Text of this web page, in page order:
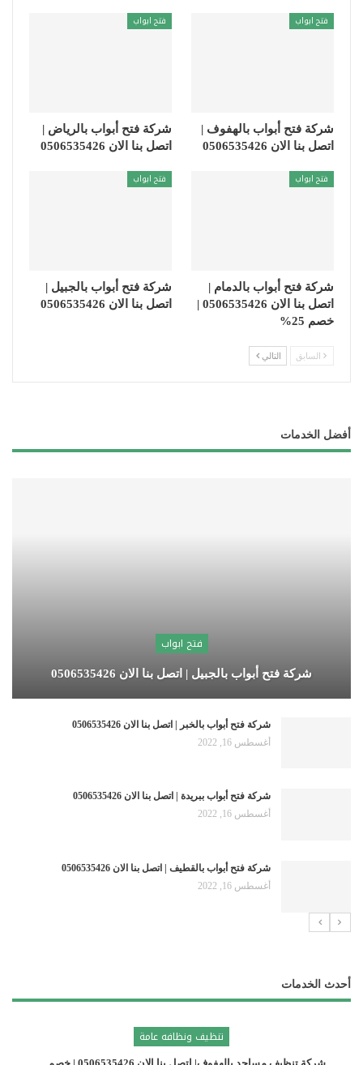
فتح ابواب
شركة فتح أبواب بالهفوف |
اتصل بنا الان 0506535426
فتح ابواب
شركة فتح أبواب بالرياض |
اتصل بنا الان 0506535426
فتح ابواب
شركة فتح أبواب بالدمام |
اتصل بنا الان 0506535426 |
خصم 25%
فتح ابواب
شركة فتح أبواب بالجبيل |
اتصل بنا الان 0506535426
السابق التالي
أفضل الخدمات
فتح ابواب
شركة فتح أبواب بالجبيل | اتصل بنا الان 0506535426
شركة فتح أبواب بالخبر | اتصل بنا الان 0506535426
أغسطس 16, 2022
شركة فتح أبواب ببريدة | اتصل بنا الان 0506535426
أغسطس 16, 2022
شركة فتح أبواب بالقطيف | اتصل بنا الان 0506535426
أغسطس 16, 2022
أحدث الخدمات
تنظيف ونظافه عامة